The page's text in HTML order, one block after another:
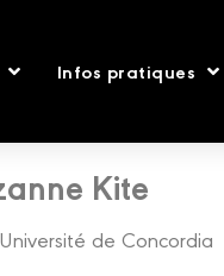
Infos pratiques
Kite
Université de Concordia